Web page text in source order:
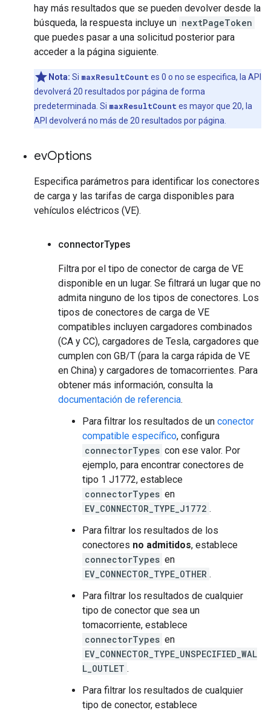
hay más resultados que se pueden devolver desde la
búsqueda, la respuesta incluye un nextPageToken
que puedes pasar a una solicitud posterior para
acceder a la página siguiente.
Nota: Si maxResultCount es 0 o no se especifica, la API
devolverá 20 resultados por página de forma
predeterminada. Si maxResultCount es mayor que 20, la
API devolverá no más de 20 resultados por página.
evOptions
Especifica parámetros para identificar los conectores
de carga y las tarifas de carga disponibles para
vehículos eléctricos (VE).
connectorTypes
Filtra por el tipo de conector de carga de VE
disponible en un lugar. Se filtrará un lugar que no
admita ninguno de los tipos de conectores. Los
tipos de conectores de carga de VE
compatibles incluyen cargadores combinados
(CA y CC), cargadores de Tesla, cargadores que
cumplen con GB/T (para la carga rápida de VE
en China) y cargadores de tomacorrientes. Para
obtener más información, consulta la
documentación de referencia.
Para filtrar los resultados de un conector
compatible específico, configura
connectorTypes con ese valor. Por
ejemplo, para encontrar conectores de
tipo 1 J1772, establece
connectorTypes en
EV_CONNECTOR_TYPE_J1772 .
Para filtrar los resultados de los
conectores no admitidos, establece
connectorTypes en
EV_CONNECTOR_TYPE_OTHER .
Para filtrar los resultados de cualquier
tipo de conector que sea un
tomacorriente, establece
connectorTypes en
EV_CONNECTOR_TYPE_UNSPECIFIED_WAL
L_OUTLET .
Para filtrar los resultados de cualquier
tipo de conector, establece